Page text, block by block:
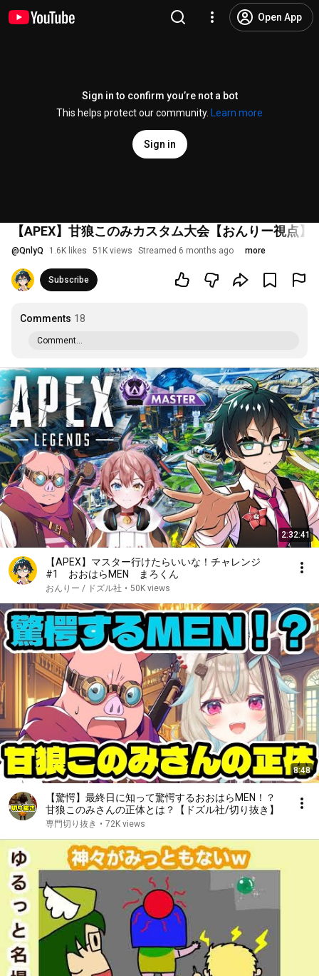
Open App
Sign in to confirm you’re not a bot
This helps protect our community.
Learn more
Sign in
【APEX】甘狼このみカスタム大会【おんりー視点】
@QnlyQ 1.6K likes 51K views Streamed 6 months ago more
Subscribe
Comments 18
Comment...
2:32:41
【APEX】マスター行けたらいいな！チャレンジ
#1 おおはらMEN まろくん
おんりー / ドズル社 • 50K views
8:48
【驚愕】最終日に知って驚愕するおおはらMEN！？
甘狼このみさんの正体とは？【ドズル社/切り抜き】
専門切り抜き • 72K views